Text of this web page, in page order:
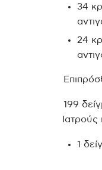
34
24
199
1